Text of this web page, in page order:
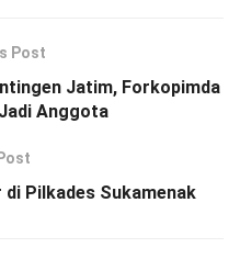
Post
Jatim, Forkopimda
Anggota
di Pilkades Sukamenak